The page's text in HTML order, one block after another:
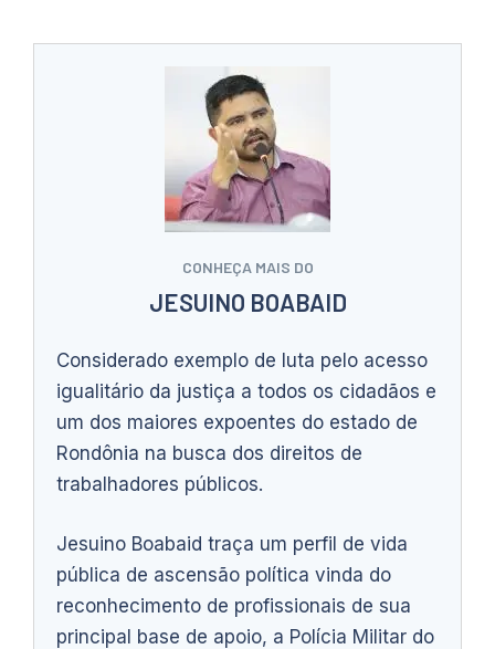
CONHEÇA MAIS DO
JESUINO BOABAID
Considerado exemplo de luta pelo acesso
igualitário da justiça a todos os cidadãos e
um dos maiores expoentes do estado de
Rondônia na busca dos direitos de
trabalhadores públicos.
Jesuino Boabaid traça um perfil de vida
pública de ascensão política vinda do
reconhecimento de profissionais de sua
principal base de apoio, a Polícia Militar do